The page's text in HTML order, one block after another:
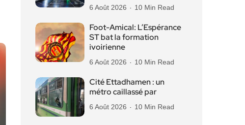
6 Août 2026 10 Min Read
Foot-Amical: L’Espérance
ST bat la formation
ivoirienne
6 Août 2026 10 Min Read
Cité Ettadhamen : un
métro caillassé par
6 Août 2026 10 Min Read